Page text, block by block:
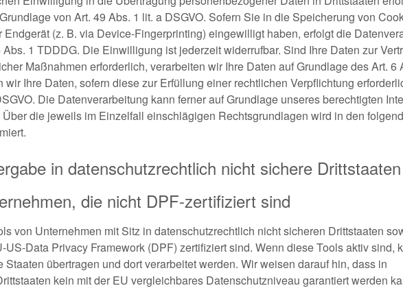
von Art. 49 Abs. 1 lit. a DSGVO. Sofern Sie in die Speicherung von
(z. B. via Device-Fingerprinting) eingewilligt haben, erfolgt die
1 TDDDG. Die Einwilligung ist jederzeit widerrufbar. Sind Ihre Daten zur
Maßnahmen erforderlich, verarbeiten wir Ihre Daten auf Grundlage des Art. 6
wir Ihre Daten, sofern diese zur Erfüllung einer rechtlichen Verpflichtung
Die Datenverarbeitung kann ferner auf Grundlage unseres berechtigten
Über die jeweils im Einzelfall einschlägigen Rechtsgrundlagen wird in den
in datenschutzrechtlich nicht sichere
die nicht DPF-zertifiziert sind
von Unternehmen mit Sitz in datenschutzrechtlich nicht sicheren Drittstaaten
Data Privacy Framework (DPF) zertifiziert sind. Wenn diese Tools aktiv sind,
übertragen und dort verarbeitet werden. Wir weisen darauf hin, dass in
kein mit der EU vergleichbares Datenschutzniveau garantiert werden